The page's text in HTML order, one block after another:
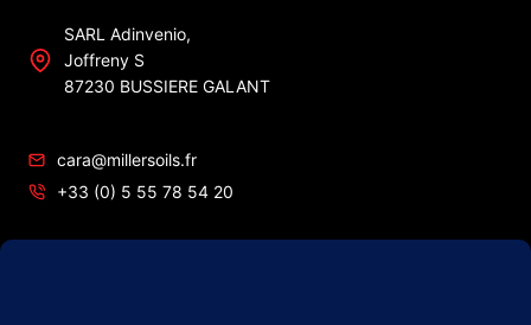
SARL Adinvenio,
Joffreny S
87230 BUSSIERE GALANT
cara@millersoils.fr
+33 (0) 5 55 78 54 20